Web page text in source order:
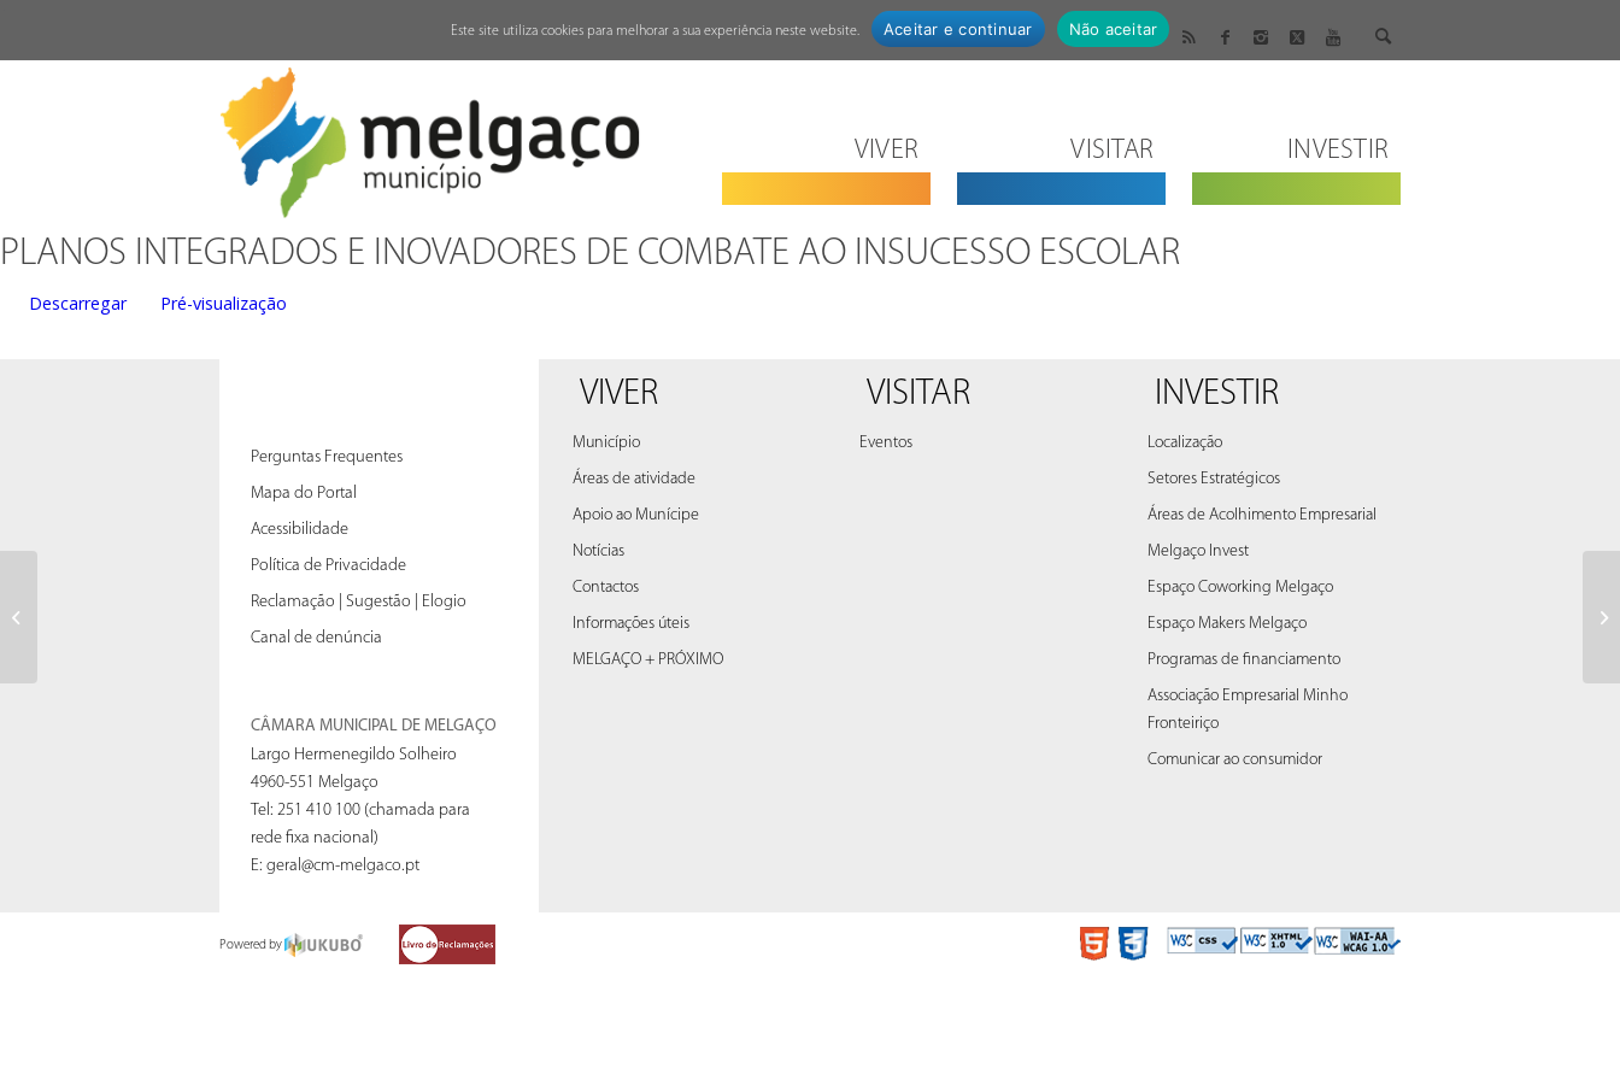
VIVER VISITAR INVESTIR
PLANOS INTEGRADOS E INOVADORES DE COMBATE AO INSUCESSO ESCOLAR
Descarregar Pré-visualização
Perguntas Frequentes
Mapa do Portal
Acessibilidade
Política de Privacidade
Reclamação | Sugestão | Elogio
Canal de denúncia
CÂMARA MUNICIPAL DE MELGAÇO
Largo Hermenegildo Solheiro
4960-551 Melgaço
Tel: 251 410 100 (chamada para
rede fixa nacional)
E:geral@cm-melgaco.pt
VIVER
Município
Áreas de atividade
Apoio ao Munícipe
Notícias
Contactos
Informações úteis
MELGAÇO + PRÓXIMO
VISITAR
Eventos
INVESTIR
Localização
Setores Estratégicos
Áreas de Acolhimento Empresarial
Melgaço Invest
Espaço Coworking Melgaço
Espaço Makers Melgaço
Programas de financiamento
Associação Empresarial Minho
Fronteiriço
Comunicar ao consumidor
Powered by
Corte de estrada – Remoães –
Este site utiliza cookies para melhorar a sua experiência neste website. Aceitar e continuar Não aceitar